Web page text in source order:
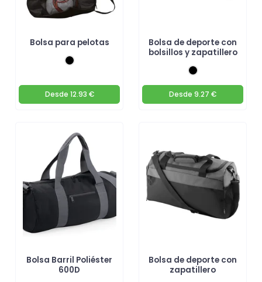
Bolsa para pelotas
Desde 12.93 €
Bolsa de deporte con
bolsillos y zapatillero
Desde 9.27 €
Bolsa Barril Poliéster
600D
Bolsa de deporte con
zapatillero